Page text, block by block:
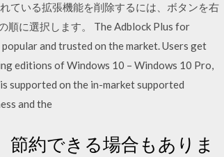
ている拡張機能を削除するには、ボタンを右
順に選択します。 The Adblock Plus for
and trusted on the market. Users get
editions of Windows 10 – Windows 10 Pro,
supported on the in-market supported
and the
約できる場合もありま